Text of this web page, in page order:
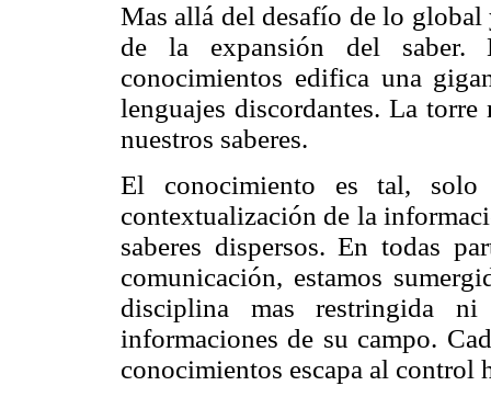
Mas allá del desafío de lo
de la expansión del saber.
conocimientos edifica una
lenguajes discordantes. La
nuestros saberes.
El conocimiento es tal,
contextualización de la
saberes dispersos. En todas
comunicación, estamos
disciplina mas restringida
informaciones de su campo.
conocimientos escapa al control